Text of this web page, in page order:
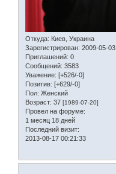
Откуда: Киев, Украина
Зарегистрирован: 2009-05-03
Приглашений: 0
Сообщений: 3583
Уважение: [+526/-0]
Позитив: [+629/-0]
Пол: Женский
Возраст: 37 [1989-07-20]
Провел на форуме:
1 месяц 18 дней
Последний визит:
2013-08-17 00:21:33